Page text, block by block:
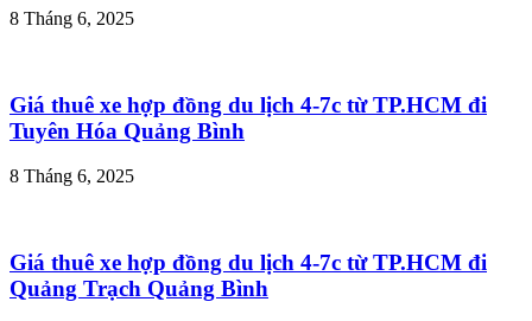
8 Tháng 6, 2025
Giá thuê xe hợp đồng du lịch 4-7c từ TP.HCM đi
Tuyên Hóa Quảng Bình
8 Tháng 6, 2025
Giá thuê xe hợp đồng du lịch 4-7c từ TP.HCM đi
Quảng Trạch Quảng Bình